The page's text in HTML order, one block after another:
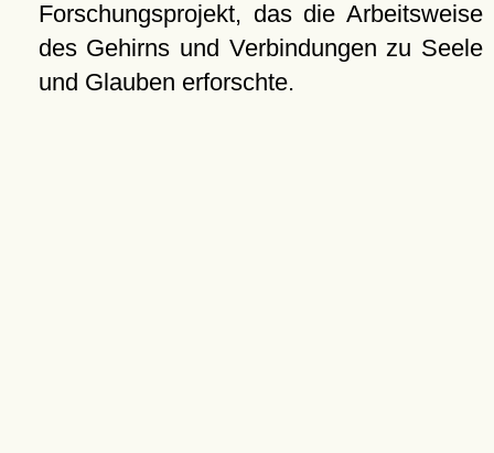
Forschungsprojekt, das die Arbeitsweise
des Gehirns und Verbindungen zu Seele
und Glauben erforschte.